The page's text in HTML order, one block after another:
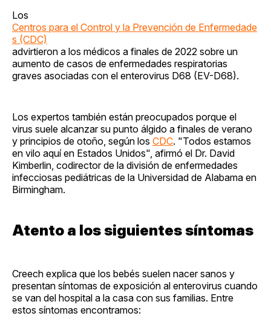
Los
Centros para el Control y la Prevención de Enfermedade
s (CDC)
advirtieron a los médicos a finales de 2022 sobre un
aumento de casos de enfermedades respiratorias
graves asociadas con el enterovirus D68 (EV-D68).
Los expertos también están preocupados porque el
virus suele alcanzar su punto álgido a finales de verano
y principios de otoño, según los CDC. "Todos estamos
en vilo aquí en Estados Unidos", afirmó el Dr. David
Kimberlin, codirector de la división de enfermedades
infecciosas pediátricas de la Universidad de Alabama en
Birmingham.
Atento a los siguientes síntomas
Creech explica que los bebés suelen nacer sanos y
presentan síntomas de exposición al enterovirus cuando
se van del hospital a la casa con sus familias. Entre
estos síntomas encontramos: